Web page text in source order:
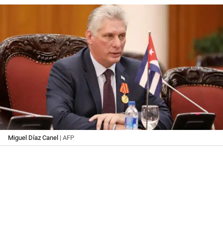
Miguel Díaz Canel | AFP